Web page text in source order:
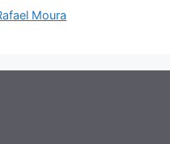
Moura